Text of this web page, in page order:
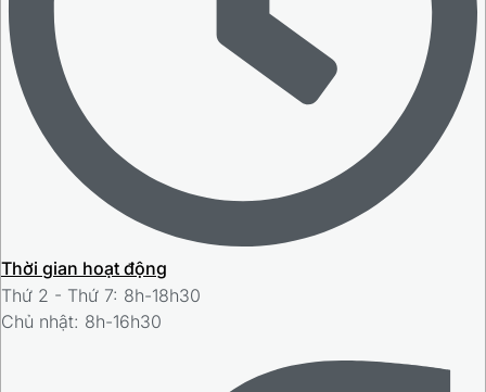
Thời gian hoạt động
Thứ 2 - Thứ 7: 8h-18h30
Chủ nhật: 8h-16h30